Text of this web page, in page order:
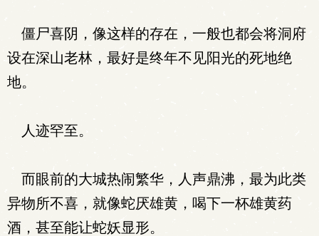
僵尸喜阴，像这样的存在，一般也都会将洞府
设在深山老林，最好是终年不见阳光的死地绝
地。
人迹罕至。
而眼前的大城热闹繁华，人声鼎沸，最为此类
异物所不喜，就像蛇厌雄黄，喝下一杯雄黄药
酒，甚至能让蛇妖显形。